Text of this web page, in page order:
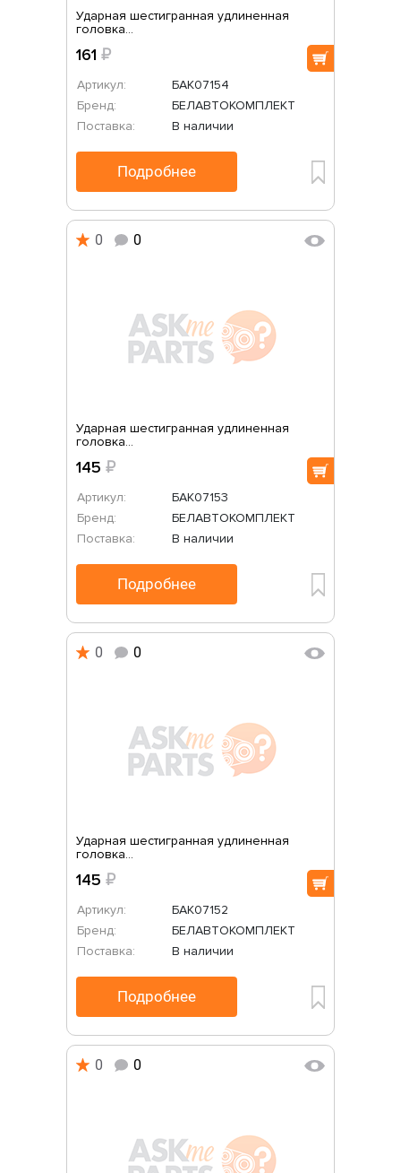
Ударная шестигранная удлиненная
головка...
161 ₽
Артикул:
БАК07154
Бренд:
БЕЛАВТОКОМПЛЕКТ
Поставка:
В наличии
Подробнее
0 0
Ударная шестигранная удлиненная
головка...
145 ₽
Артикул:
БАК07153
Бренд:
БЕЛАВТОКОМПЛЕКТ
Поставка:
В наличии
Подробнее
0 0
Ударная шестигранная удлиненная
головка...
145 ₽
Артикул:
БАК07152
Бренд:
БЕЛАВТОКОМПЛЕКТ
Поставка:
В наличии
Подробнее
0 0